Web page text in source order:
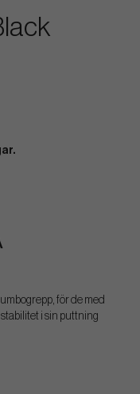
för de med
i sin puttning